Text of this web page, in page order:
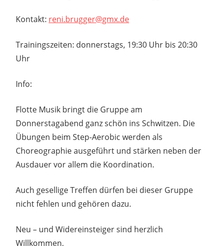
Kontakt: reni.brugger@gmx.de
Trainingszeiten: donnerstags, 19:30 Uhr bis 20:30
Uhr
Info:
Flotte Musik bringt die Gruppe am
Donnerstagabend ganz schön ins Schwitzen. Die
Übungen beim Step-Aerobic werden als
Choreographie ausgeführt und stärken neben der
Ausdauer vor allem die Koordination.
Auch gesellige Treffen dürfen bei dieser Gruppe
nicht fehlen und gehören dazu.
Neu – und Widereinsteiger sind herzlich
Willkommen.